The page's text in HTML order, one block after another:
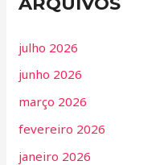
julho 2026
junho 2026
março 2026
fevereiro 2026
janeiro 2026